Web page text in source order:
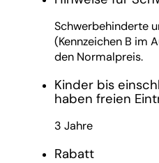
Schwerbehinderte
(Kennzeichen B im
den Normalpreis.
Kinder bis
haben freien
3 Jahre
Rabatt